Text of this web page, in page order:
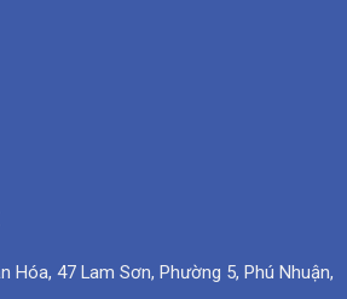
Hóa, 47 Lam Sơn, Phường 5, Phú Nhuận,